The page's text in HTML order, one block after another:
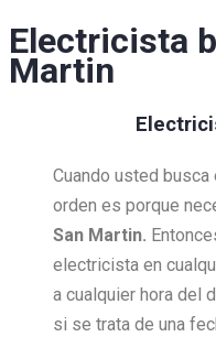
Electricista
Martin
Cuando usted
orden es porque
San Martin.
electricista en
a cualquier hora del
si se trata de una